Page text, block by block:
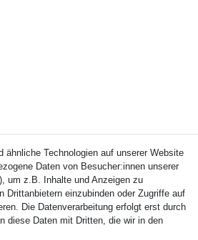
ähnliche Technologien auf unserer Website
Daten von Besucher:innen unserer
um z.B. Inhalte und Anzeigen zu
Drittanbietern einzubinden oder Zugriffe auf
Die Datenverarbeitung erfolgt erst durch
diese Daten mit Dritten, die wir in den